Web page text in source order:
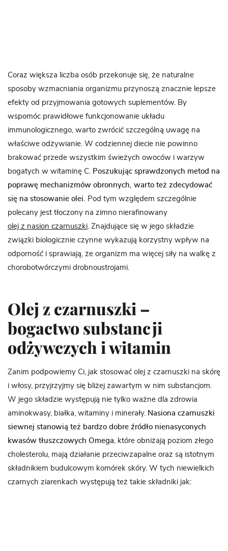
Coraz większa liczba osób przekonuje się, że naturalne
sposoby wzmacniania organizmu przynoszą znacznie lepsze
efekty od przyjmowania gotowych suplementów. By
wspomóc prawidłowe funkcjonowanie układu
immunologicznego, warto zwrócić szczególną uwagę na
właściwe odżywianie. W codziennej diecie nie powinno
brakować przede wszystkim świeżych owoców i warzyw
bogatych w witaminę C. Poszukując sprawdzonych metod na
poprawę mechanizmów obronnych, warto też zdecydować
się na stosowanie olei. Pod tym względem szczególnie
polecany jest tłoczony na zimno nierafinowany
olej z nasion czarnuszki. Znajdujące się w jego składzie
związki biologicznie czynne wykazują korzystny wpływ na
odporność i sprawiają, że organizm ma więcej siły na walkę z
chorobotwórczymi drobnoustrojami.
Olej z czarnuszki –
bogactwo substancji
odżywczych i witamin
Zanim podpowiemy Ci, jak stosować olej z czarnuszki na skórę
i włosy, przyjrzyjmy się bliżej zawartym w nim substancjom.
W jego składzie występują nie tylko ważne dla zdrowia
aminokwasy, białka, witaminy i minerały. Nasiona czarnuszki
siewnej stanowią też bardzo dobre źródło nienasyconych
kwasów tłuszczowych Omega, które obniżają poziom złego
cholesterolu, mają działanie przeciwzapalne oraz są istotnym
składnikiem budulcowym komórek skóry. W tych niewielkich
czarnych ziarenkach występują też takie składniki jak: